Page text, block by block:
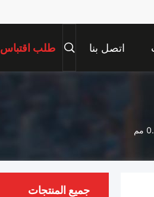
اتصل بنا طلب اقتباس
جميع المنتجات